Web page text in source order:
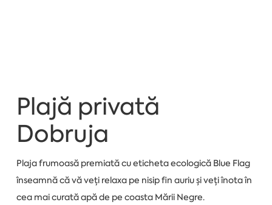
Plajă privată
Dobruja
Plaja frumoasă premiată cu eticheta ecologică Blue Flag
înseamnă că vă veți relaxa pe nisip fin auriu și veți înota în
cea mai curată apă de pe coasta Mării Negre.